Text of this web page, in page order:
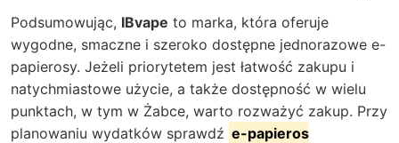
Podsumowując, IBvape to marka, która oferuje
wygodne, smaczne i szeroko dostępne jednorazowe e-
papierosy. Jeżeli priorytetem jest łatwość zakupu i
natychmiastowe użycie, a także dostępność w wielu
punktach, w tym w Żabce, warto rozważyć zakup. Przy
planowaniu wydatków sprawdź e-papieros